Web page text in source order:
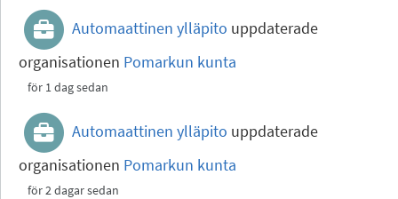
Automaattinen ylläpito uppdaterade
organisationen Pomarkun kunta
för 1 dag sedan
Automaattinen ylläpito uppdaterade
organisationen Pomarkun kunta
för 2 dagar sedan